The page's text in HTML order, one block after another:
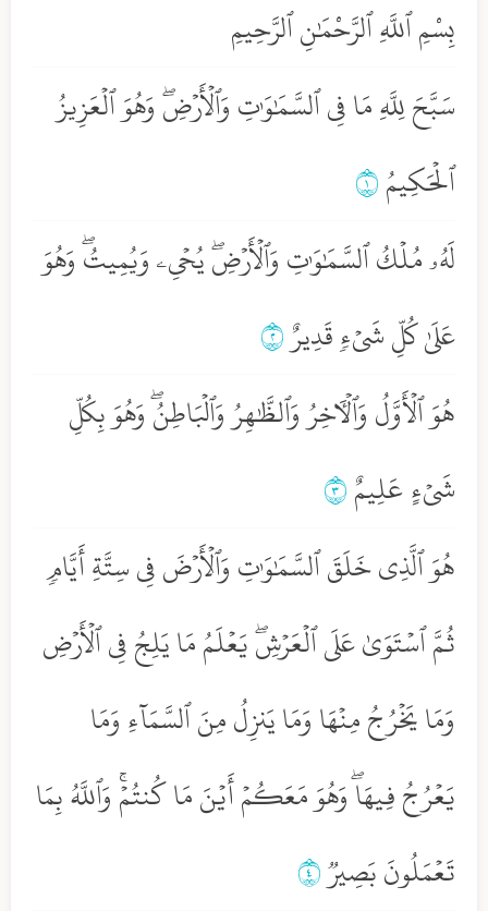
بِسْمِ ٱللَّهِ ٱلرَّحْمَٰنِ ٱلرَّحِيمِ
سَبَّحَ لِلَّهِ مَا فِي ٱلسَّمَٰوَٰتِ وَٱلۡأَرۡضِۖ وَهُوَ ٱلۡعَزِيزُ
ٱلۡحَكِيمُ١
لَهُۥ مُلۡكُ ٱلسَّمَٰوَٰتِ وَٱلۡأَرۡضِۖ يُحۡيِۦ وَيُمِيتُۖ وَهُوَ
عَلَىٰ كُلِّ شَيۡءٖ قَدِيرٌ٢
هُوَ ٱلۡأَوَّلُ وَٱلۡأٓخِرُ وَٱلظَّٰهِرُ وَٱلۡبَاطِنُۖ وَهُوَ بِكُلِّ
شَيۡءٍ عَلِيمٌ٣
هُوَ ٱلَّذِي خَلَقَ ٱلسَّمَٰوَٰتِ وَٱلۡأَرۡضَ فِي سِتَّةِ أَيَّامٖ
ثُمَّ ٱسۡتَوَىٰ عَلَى ٱلۡعَرۡشِۖ يَعۡلَمُ مَا يَلِجُ فِي ٱلۡأَرۡضِ
وَمَا يَخۡرُجُ مِنۡهَا وَمَا يَنزِلُ مِنَ ٱلسَّمَآءِ وَمَا
يَعۡرُجُ فِيهَاۖ وَهُوَ مَعَكُمۡ أَيۡنَ مَا كُنتُمۡۚ وَٱللَّهُ بِمَا
تَعۡمَلُونَ بَصِيرٞ٤